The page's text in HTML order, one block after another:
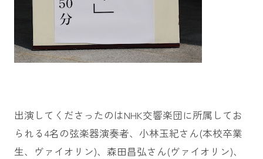
出演してくださったのはNHK交響楽団に所属してお
られる4名の弦楽器演奏者、小林玉紀さん(本校卒業
生、ヴァイオリン)、森田昌弘さん(ヴァイオリン)、